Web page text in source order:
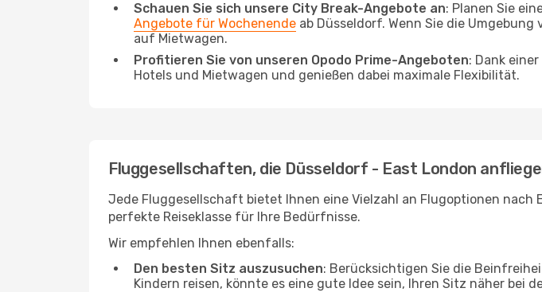
Schauen Sie sich unsere City Break-Angebote an: Planen Sie
Angebote für Wochenende ab Düsseldorf. Wenn Sie die
auf Mietwagen.
Profitieren Sie von unseren Opodo Prime-Angeboten: Dank
Hotels und Mietwagen und genießen dabei maximale Flexibilität.
Fluggesellschaften, die Düsseldorf - East London
Jede Fluggesellschaft bietet Ihnen eine Vielzahl an Flugoptionen nach
perfekte Reiseklasse für Ihre Bedürfnisse.
Wir empfehlen Ihnen ebenfalls:
Den besten Sitz auszusuchen: Berücksichtigen Sie die
Kindern reisen, könnte es eine gute Idee sein, Ihren Sitz näher bei